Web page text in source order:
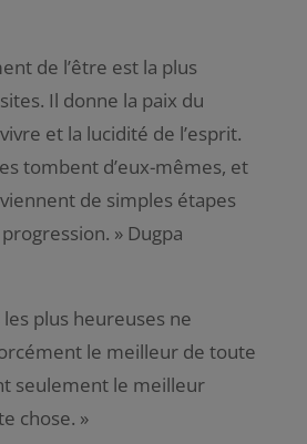
de l’être est la plus
Il donne la paix du
et la lucidité de l’esprit.
tombent d’eux-mêmes, et
de simples étapes
. » Dugpa
plus heureuses ne
le meilleur de toute
seulement le meilleur
chose. »